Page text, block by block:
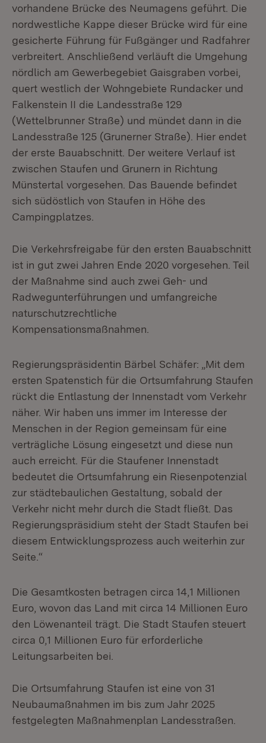
vorhandene Brücke des Neumagens geführt. Die
nordwestliche Kappe dieser Brücke wird für eine
gesicherte Führung für Fußgänger und Radfahrer
verbreitert. Anschließend verläuft die Umgehung
nördlich am Gewerbegebiet Gaisgraben vorbei,
quert westlich der Wohngebiete Rundacker und
Falkenstein II die Landesstraße 129
(Wettelbrunner Straße) und mündet dann in die
Landesstraße 125 (Grunerner Straße). Hier endet
der erste Bauabschnitt. Der weitere Verlauf ist
zwischen Staufen und Grunern in Richtung
Münstertal vorgesehen. Das Bauende befindet
sich südöstlich von Staufen in Höhe des
Campingplatzes.
Die Verkehrsfreigabe für den ersten Bauabschnitt
ist in gut zwei Jahren Ende 2020 vorgesehen. Teil
der Maßnahme sind auch zwei Geh- und
Radwegunterführungen und umfangreiche
naturschutzrechtliche
Kompensationsmaßnahmen.
Regierungspräsidentin Bärbel Schäfer: „Mit dem
ersten Spatenstich für die Ortsumfahrung Staufen
rückt die Entlastung der Innenstadt vom Verkehr
näher. Wir haben uns immer im Interesse der
Menschen in der Region gemeinsam für eine
verträgliche Lösung eingesetzt und diese nun
auch erreicht. Für die Staufener Innenstadt
bedeutet die Ortsumfahrung ein Riesenpotenzial
zur städtebaulichen Gestaltung, sobald der
Verkehr nicht mehr durch die Stadt fließt. Das
Regierungspräsidium steht der Stadt Staufen bei
diesem Entwicklungsprozess auch weiterhin zur
Seite.“
Die Gesamtkosten betragen circa 14,1 Millionen
Euro, wovon das Land mit circa 14 Millionen Euro
den Löwenanteil trägt. Die Stadt Staufen steuert
circa 0,1 Millionen Euro für erforderliche
Leitungsarbeiten bei.
Die Ortsumfahrung Staufen ist eine von 31
Neubaumaßnahmen im bis zum Jahr 2025
festgelegten Maßnahmenplan Landesstraßen.